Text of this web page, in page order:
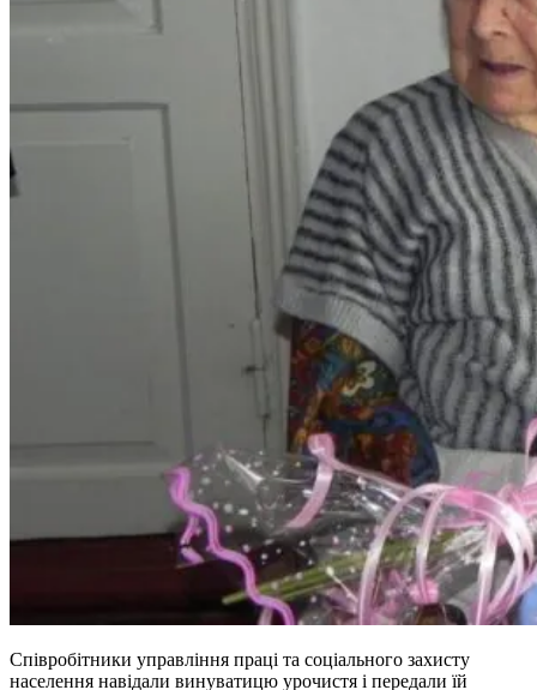
Співробітники управління праці та соціального захисту
населення навідали винуватицю урочистя і передали їй